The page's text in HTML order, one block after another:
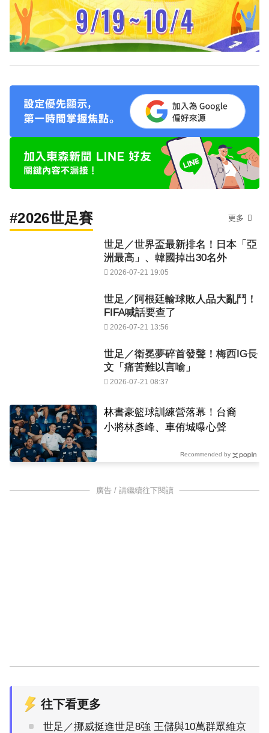
#2026世足賽 更多
世足／世界盃最新排名！日本「亞
洲最高」、韓國掉出30名外
2026-07-21 19:05
世足／阿根廷輸球敗人品大亂鬥！
FIFA喊話要查了
2026-07-21 13:56
世足／衛冕夢碎首發聲！梅西IG長
文「痛苦難以言喻」
2026-07-21 08:37
林書豪籃球訓練營落幕！台裔
小將林彥峰、車侑城曝心聲
Recommended by
廣告 / 請繼續往下閱讀
往下看更多
世足／挪威挺進世足8強 王儲與10萬群眾維京